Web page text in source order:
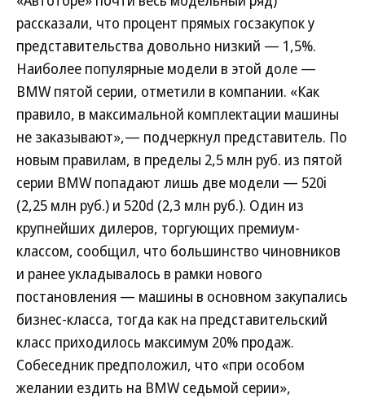
рассказали, что процент прямых госзакупок у
представительства довольно низкий — 1,5%.
Наиболее популярные модели в этой доле —
BMW пятой серии, отметили в компании. «Как
правило, в максимальной комплектации машины
не заказывают»,— подчеркнул представитель. По
новым правилам, в пределы 2,5 млн руб. из пятой
серии BMW попадают лишь две модели — 520i
(2,25 млн руб.) и 520d (2,3 млн руб.). Один из
крупнейших дилеров, торгующих премиум-
классом, сообщил, что большинство чиновников
и ранее укладывалось в рамки нового
постановления — машины в основном закупались
бизнес-класса, тогда как на представительский
класс приходилось максимум 20% продаж.
Собеседник предположил, что «при особом
желании ездить на BMW седьмой серии»,